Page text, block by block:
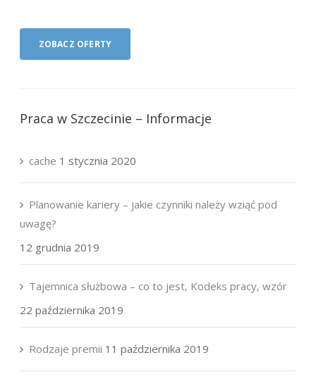
Praca w Szczecinie – Informacje
cache 1 stycznia 2020
Planowanie kariery – jakie czynniki należy wziąć pod
uwagę?
12 grudnia 2019
Tajemnica służbowa – co to jest, Kodeks pracy, wzór
22 października 2019
Rodzaje premii 11 października 2019